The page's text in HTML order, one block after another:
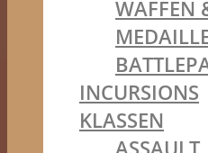
WAFFEN
INCURSIONS
KLASSEN